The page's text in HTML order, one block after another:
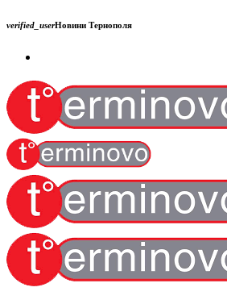
verified_userНовини Тернополя